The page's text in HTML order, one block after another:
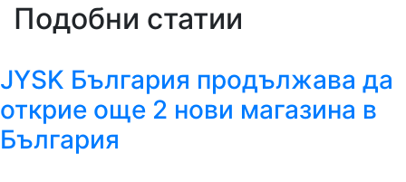
Подобни статии
JYSK България продължава да
открие още 2 нови магазина в
България